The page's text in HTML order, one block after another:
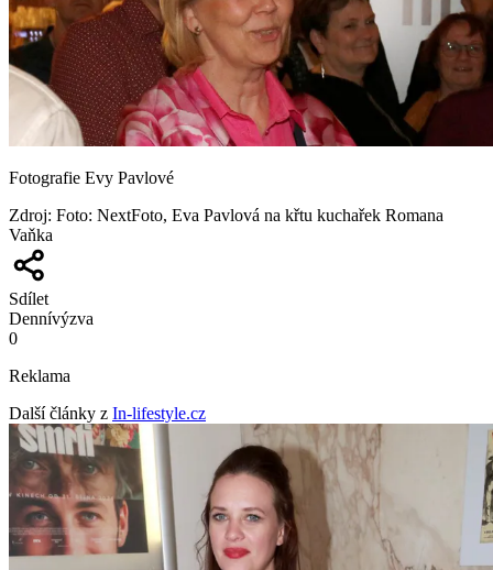
Fotografie Evy Pavlové
Zdroj: Foto: NextFoto, Eva Pavlová na křtu kuchařek Romana
Vaňka
Sdílet
Dennívýzva
0
Reklama
Další články z In-lifestyle.cz